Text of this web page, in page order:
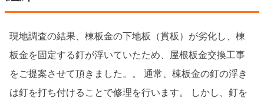
現地調査の結果、棟板金の下地板（貫板）が劣化し、棟
板金を固定する釘が浮いていたため、屋根板金交換工事
をご提案させて頂きました。。 通常、棟板金の釘の浮き
は釘を打ち付けることで修理を行います。 しかし、釘を